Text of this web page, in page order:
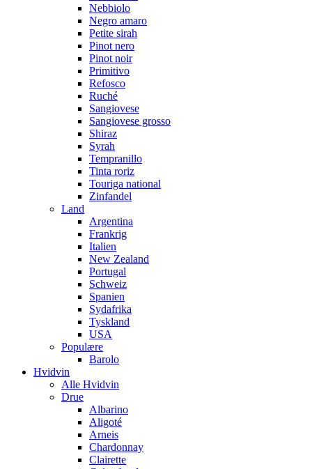
Nebbiolo
Negro amaro
Petite sirah
Pinot nero
Pinot noir
Primitivo
Refosco
Ruché
Sangiovese
Sangiovese grosso
Shiraz
Syrah
Tempranillo
Tinta roriz
Touriga national
Zinfandel
Land
Argentina
Frankrig
Italien
New Zealand
Portugal
Schweiz
Spanien
Sydafrika
Tyskland
USA
Populære
Barolo
Hvidvin
Alle Hvidvin
Drue
Albarino
Aligoté
Arneis
Chardonnay
Clairette